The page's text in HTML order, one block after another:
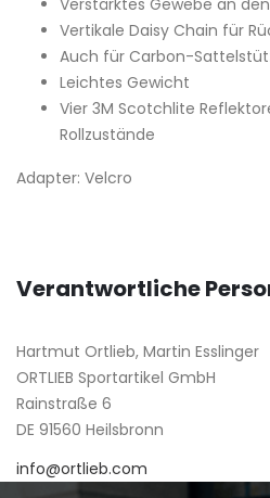
Vertikale Daisy Chain für
Auch für Carbon-
Leichtes Gewicht
Vier 3M Scotchlite
Rollzustände
Adapter: Velcro
Verantwortliche
Hartmut Ortlieb, Martin Esslinger
ORTLIEB Sportartikel GmbH
Rainstraße 6
DE 91560 Heilsbronn
info@ortlieb.com